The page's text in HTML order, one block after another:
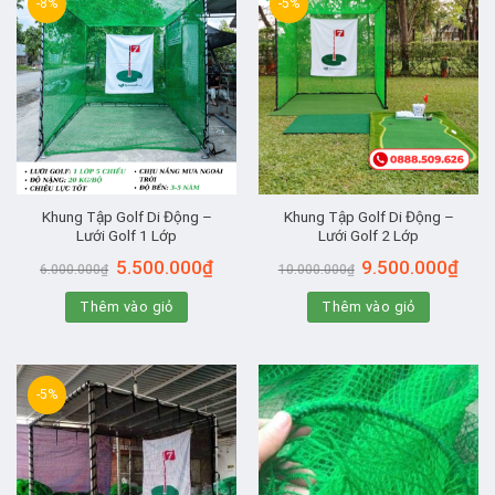
-8%
Khung Tập Golf Di Động –
Lưới Golf 1 Lớp
6.000.000₫ Giá
gốc
là:
6.000.000₫.
5.500.000₫Giá
hiện
Thêm vào giỏ
-5%
Khung Tập Golf Di Động –
Lưới Golf 2 Lớp
10.000.000₫ Giá
gốc
là:
10.000.000₫.
9.500.000₫Giá
Thêm vào giỏ
-5%